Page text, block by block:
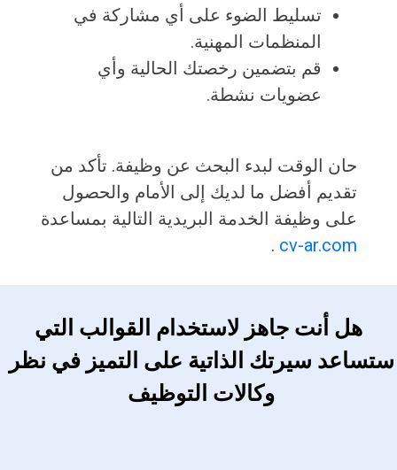
تسليط الضوء على أي مشاركة في
المنظمات المهنية.
قم بتضمين رخصتك الحالية وأي
عضويات نشطة.
حان الوقت لبدء البحث عن وظيفة. تأكد من
تقديم أفضل ما لديك إلى الأمام والحصول
على وظيفة الخدمة البريدية التالية بمساعدة
cv-ar.com
.
هل أنت جاهز لاستخدام القوالب التي
ستساعد سيرتك الذاتية على التميز في نظر
وكالات التوظيف